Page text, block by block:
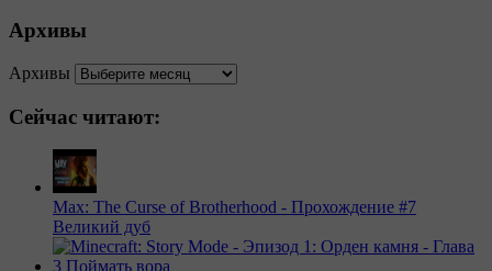
Архивы
Архивы
Сейчас читают:
Max: The Curse of Brotherhood - Прохождение #7
Великий дуб